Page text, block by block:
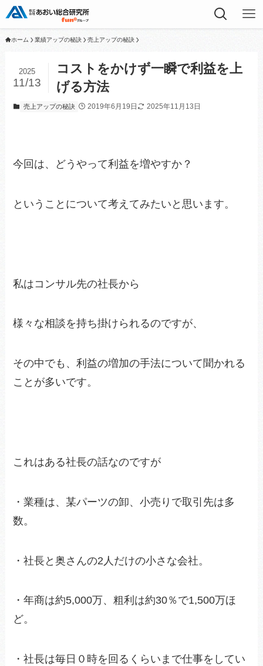
ホーム 業績アップの秘訣 売上アップの秘訣
コストをかけず一瞬で利益を上
げる方法
2025
11/13
売上アップの秘訣 2019年6月19日 2025年11月13日
今回は、どうやって利益を増やすか？
ということについて考えてみたいと思います。
私はコンサル先の社長から
様々な相談を持ち掛けられるのですが、
その中でも、利益の増加の手法について聞かれる
ことが多いです。
これはある社長の話なのですが
・業種は、某パーツの卸、小売りで取引先は多
数。
・社長と奥さんの2人だけの小さな会社。
・年商は約5,000万、粗利は約30％で1,500万ほ
ど。
・社長は毎日０時を回るくらいまで仕事をしてい